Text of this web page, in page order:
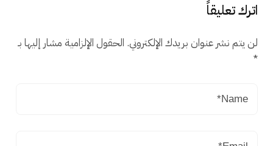
اترك تعليقاً
لن يتم نشر عنوان بريدك الإلكتروني. الحقول الإلزامية مشار إليها بـ
*